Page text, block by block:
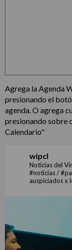
Agrega la Agenda
presionando el
agenda. O agrega
presionando sobre
Calendario"
wipcl
Noticias del
#noticias /
auspiciados x